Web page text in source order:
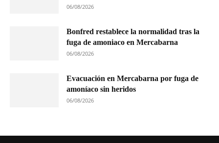
06/08/2026
Bonfred restablece la normalidad tras la
fuga de amoniaco en Mercabarna
06/08/2026
Evacuación en Mercabarna por fuga de
amoníaco sin heridos
06/08/2026